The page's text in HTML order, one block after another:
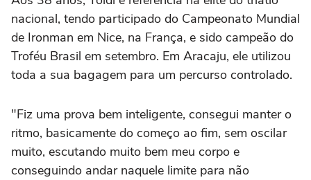
nacional, tendo participado do Campeonato Mundial
de Ironman em Nice, na França, e sido campeão do
Troféu Brasil em setembro. Em Aracaju, ele utilizou
toda a sua bagagem para um percurso controlado.
"Fiz uma prova bem inteligente, consegui manter o
ritmo, basicamente do começo ao fim, sem oscilar
muito, escutando muito bem meu corpo e
conseguindo andar naquele limite para não